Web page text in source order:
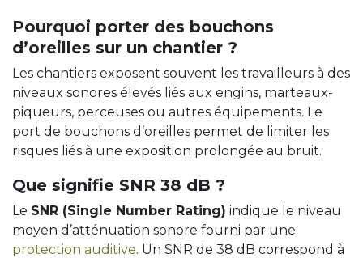
Pourquoi porter des bouchons
d’oreilles sur un chantier ?
Les chantiers exposent souvent les travailleurs à des
niveaux sonores élevés liés aux engins, marteaux-
piqueurs, perceuses ou autres équipements. Le
port de bouchons d’oreilles permet de limiter les
risques liés à une exposition prolongée au bruit.
Que signifie SNR 38 dB ?
Le SNR (Single Number Rating) indique le niveau
moyen d’atténuation sonore fourni par une
protection auditive. Un SNR de 38 dB correspond à